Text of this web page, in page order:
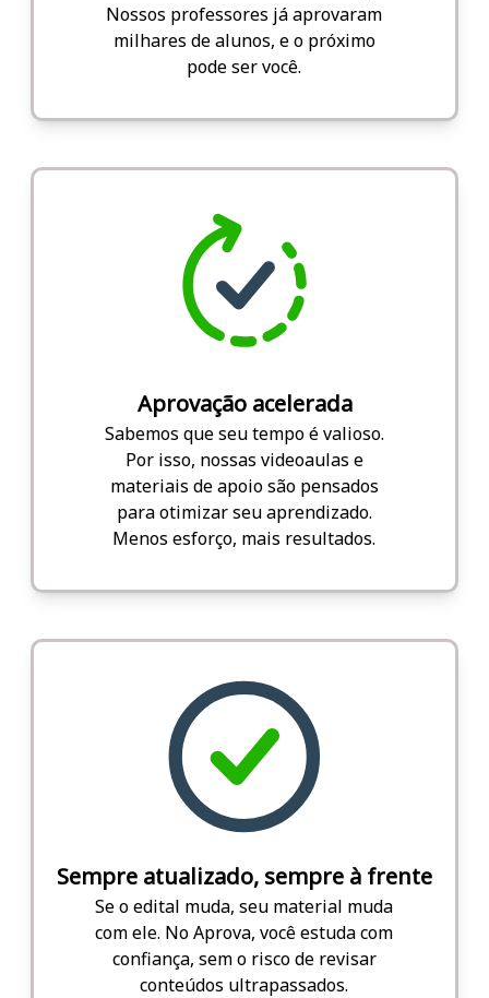
Nossos professores já aprovaram
milhares de alunos, e o próximo
pode ser você.
Aprovação acelerada
Sabemos que seu tempo é valioso.
Por isso, nossas videoaulas e
materiais de apoio são pensados
para otimizar seu aprendizado.
Menos esforço, mais resultados.
Sempre atualizado, sempre à frente
Se o edital muda, seu material muda
com ele. No Aprova, você estuda com
confiança, sem o risco de revisar
conteúdos ultrapassados.